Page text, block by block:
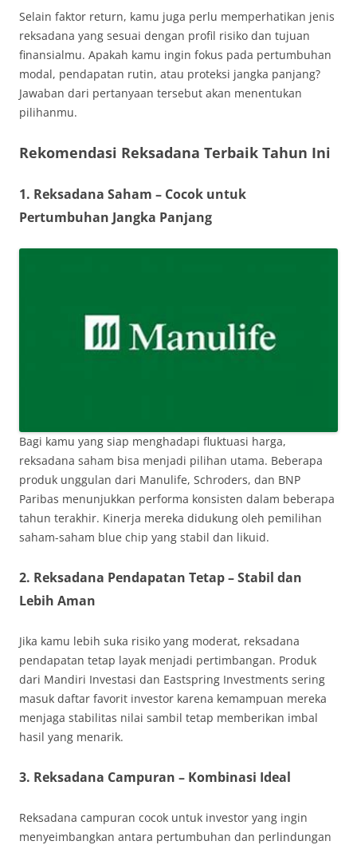
Selain faktor return, kamu juga perlu memperhatikan jenis
reksadana yang sesuai dengan profil risiko dan tujuan
finansialmu. Apakah kamu ingin fokus pada pertumbuhan
modal, pendapatan rutin, atau proteksi jangka panjang?
Jawaban dari pertanyaan tersebut akan menentukan
pilihanmu.
Rekomendasi Reksadana Terbaik Tahun Ini
1. Reksadana Saham – Cocok untuk
Pertumbuhan Jangka Panjang
Bagi kamu yang siap menghadapi fluktuasi harga,
reksadana saham bisa menjadi pilihan utama. Beberapa
produk unggulan dari Manulife, Schroders, dan BNP
Paribas menunjukkan performa konsisten dalam beberapa
tahun terakhir. Kinerja mereka didukung oleh pemilihan
saham-saham blue chip yang stabil dan likuid.
2. Reksadana Pendapatan Tetap – Stabil dan
Lebih Aman
Jika kamu lebih suka risiko yang moderat, reksadana
pendapatan tetap layak menjadi pertimbangan. Produk
dari Mandiri Investasi dan Eastspring Investments sering
masuk daftar favorit investor karena kemampuan mereka
menjaga stabilitas nilai sambil tetap memberikan imbal
hasil yang menarik.
3. Reksadana Campuran – Kombinasi Ideal
Reksadana campuran cocok untuk investor yang ingin
menyeimbangkan antara pertumbuhan dan perlindungan